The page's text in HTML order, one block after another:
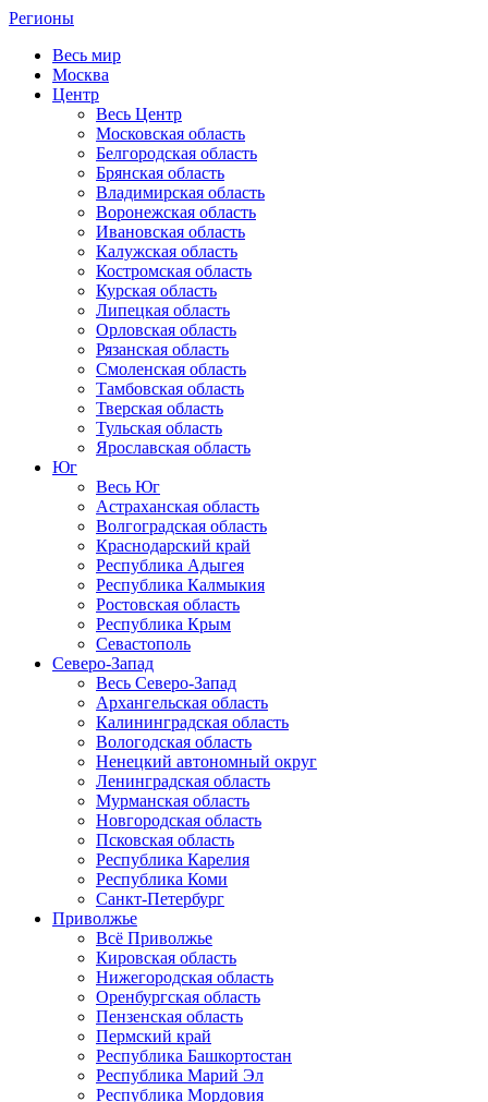
Регионы
Весь мир
Москва
Центр
Весь Центр
Московская область
Белгородская область
Брянская область
Владимирская область
Воронежская область
Ивановская область
Калужская область
Костромская область
Курская область
Липецкая область
Орловская область
Рязанская область
Смоленская область
Тамбовская область
Тверская область
Тульская область
Ярославская область
Юг
Весь Юг
Астраханская область
Волгоградская область
Краснодарский край
Республика Адыгея
Республика Калмыкия
Ростовская область
Республика Крым
Севастополь
Северо-Запад
Весь Северо-Запад
Архангельская область
Калининградская область
Вологодская область
Ненецкий автономный округ
Ленинградская область
Мурманская область
Новгородская область
Псковская область
Республика Карелия
Республика Коми
Санкт-Петербург
Приволжье
Всё Приволжье
Кировская область
Нижегородская область
Оренбургская область
Пензенская область
Пермский край
Республика Башкортостан
Республика Марий Эл
Республика Мордовия